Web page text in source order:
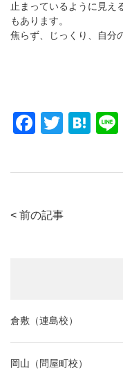
止まっているように見え
もあります。
焦らず、じっくり、自分
F
c
b
T
tt
H
e
< 前の記事
倉敷（連島校）
岡山（問屋町校）